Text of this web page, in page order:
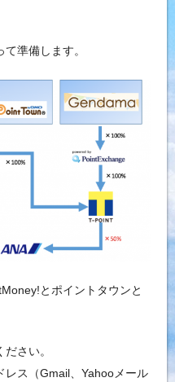
準備します。
とポイントタウンと
さい。
ス（Gmail、Yahooメール